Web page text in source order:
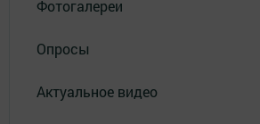
Фотогалереи
Опросы
Актуальное видео